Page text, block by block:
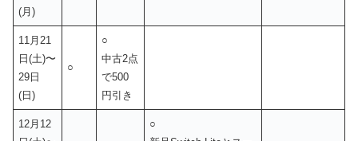
(月)
11月21
日(土)〜
29日
(日)
○
○
中古2点
で500
円引き
12月12
○